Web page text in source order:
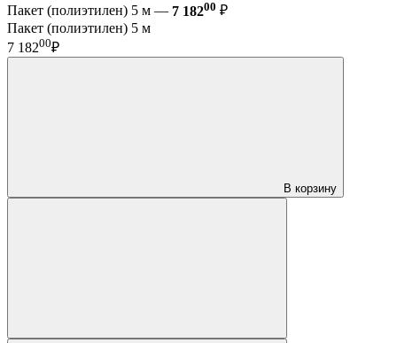
Пакет (полиэтилен) 5 м — 7 18200 ₽
Пакет (полиэтилен) 5 м
7 18200₽
В корзину